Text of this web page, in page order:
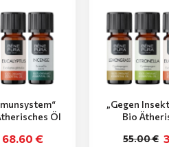
Öl
68.60 €
„Gegen
Bio
55.00 €